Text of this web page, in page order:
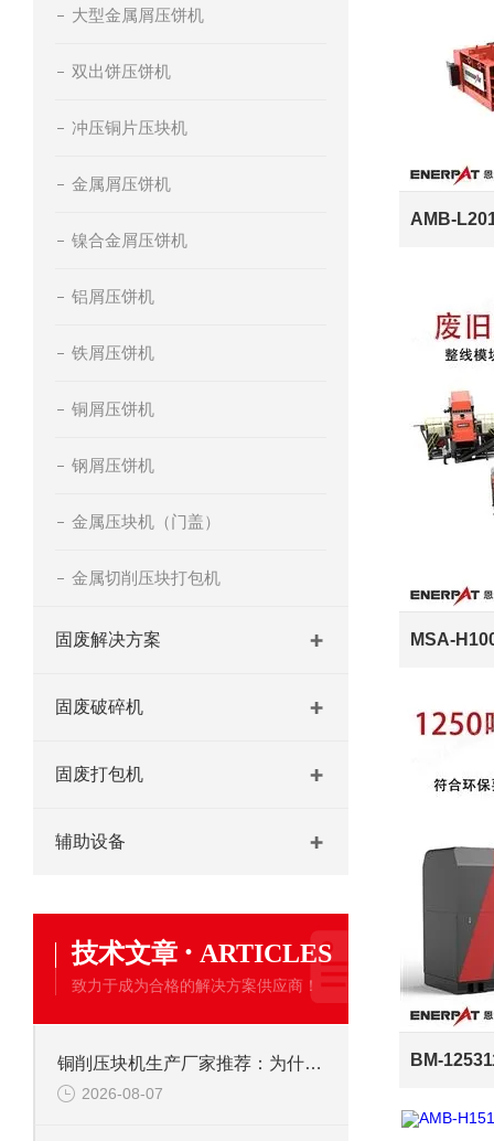
大型金属屑压饼机
双出饼压饼机
冲压铜片压块机
金属屑压饼机
镍合金屑压饼机
铝屑压饼机
铁屑压饼机
铜屑压饼机
钢屑压饼机
金属压块机（门盖）
金属切削压块打包机
固废解决方案
固废破碎机
固废打包机
辅助设备
技术文章 · ARTICLES
致力于成为合格的解决方案供应商！
铜削压块机生产厂家推荐：为什么恩派特是您值得信赖的选择
2026-08-07